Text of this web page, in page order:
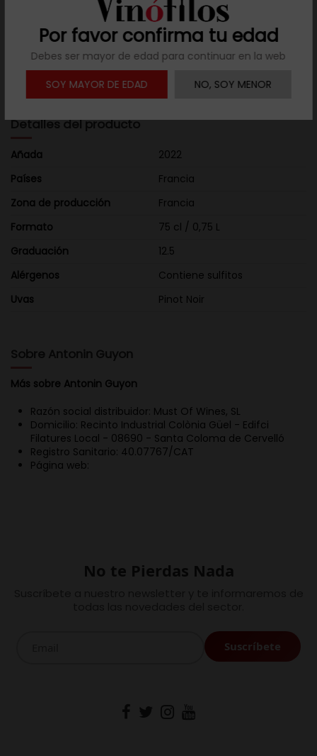
Por favor confirma tu edad
Debes ser mayor de edad para continuar en la web
SOY MAYOR DE EDAD
NO, SOY MENOR
no festivos, de 9h a 17h.
 Descargar ficha
Detalles del producto
Añada
2022
Países
Francia
Zona de producción
Francia
Formato
75 cl / 0,75 L
Graduación
12.5
Alérgenos
Contiene sulfitos
Uvas
Pinot Noir
Sobre Antonin Guyon
Más sobre Antonin Guyon
Razón social distribuidor: Must Of Wines, SL
Domicilio: Recinto Industrial Colònia Güel - Edifci
Filatures Local - 08690 - Santa Coloma de Cervelló
Registro Sanitario: 40.07767/CAT
Página web:
No te Pierdas Nada